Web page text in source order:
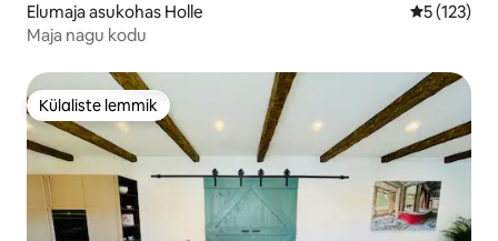
Elumaja asukohas Holle Keskmine
5 (123)
Maja nagu kodu
Külaliste lemmik
Külaliste lemmik